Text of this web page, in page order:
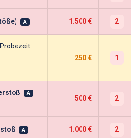
A 1.500 € 2
250 € 1
A
500 € 2
A 1.000 € 2